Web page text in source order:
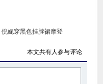
倪妮穿黑色挂脖裙摩登
本文共有人参与评论